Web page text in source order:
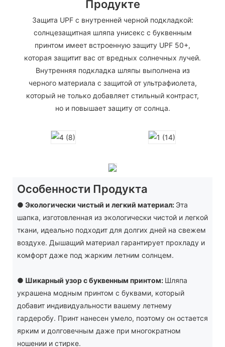
Продукте
Защита UPF с внутренней черной подкладкой:
солнцезащитная шляпа унисекс с буквенным
принтом имеет встроенную защиту UPF 50+,
которая защитит вас от вредных солнечных лучей.
Внутренняя подкладка шляпы выполнена из
черного материала с защитой от ультрафиолета,
который не только добавляет стильный контраст,
но и повышает защиту от солнца.
Особенности Продукта
● Экологически чистый и легкий материал: Эта
шапка, изготовленная из экологически чистой и легкой
ткани, идеально подходит для долгих дней на свежем
воздухе. Дышащий материал гарантирует прохладу и
комфорт даже под жарким летним солнцем.
● Шикарный узор с буквенным принтом: Шляпа
украшена модным принтом с буквами, который
добавит индивидуальности вашему летнему
гардеробу. Принт нанесен умело, поэтому он остается
ярким и долговечным даже при многократном
ношении и стирке.